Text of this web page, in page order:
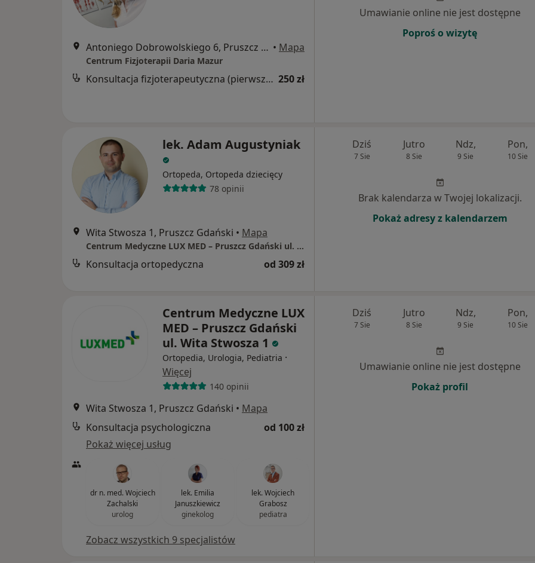
Antoniego Dobrowolskiego 6, Pruszcz Gdański • Mapa
Centrum Fizjoterapii Daria Mazur
Konsultacja fizjoterapeutyczna (pierwsza wizyta) 250 zł
Umawianie online nie jest dostępne
Poproś o wizytę
lek. Adam Augustyniak
Ortopeda, Ortopeda dziecięcy
78 opinii
Wita Stwosza 1, Pruszcz Gdański • Mapa
Centrum Medyczne LUX MED – Pruszcz Gdański ul. Wita Stwosza 1
Konsultacja ortopedyczna od 309 zł
Dziś
7 Sie
Jutro
8 Sie
Ndz,
9 Sie
Pon,
10 Sie
Brak kalendarza w Twojej lokalizacji.
Pokaż adresy z kalendarzem
Centrum Medyczne LUX
MED – Pruszcz Gdański
ul. Wita Stwosza 1
Ortopedia, Urologia, Pediatria ·
Więcej
140 opinii
Wita Stwosza 1, Pruszcz Gdański • Mapa
Konsultacja psychologiczna
od 100 zł
Pokaż więcej usług
dr n. med. Wojciech
Zachalski
urolog
lek. Emilia
Januszkiewicz
ginekolog
lek. Wojciech
Grabosz
pediatra
Zobacz wszystkich 9 specjalistów
Dziś
7 Sie
Jutro
8 Sie
Ndz,
9 Sie
Pon,
10 Sie
Umawianie online nie jest dostępne
Pokaż profil